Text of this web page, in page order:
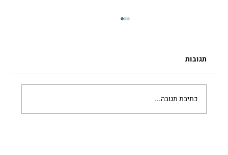
תגובות
כתיבת תגובה...